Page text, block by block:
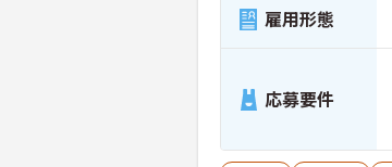
雇用形態
応募要件